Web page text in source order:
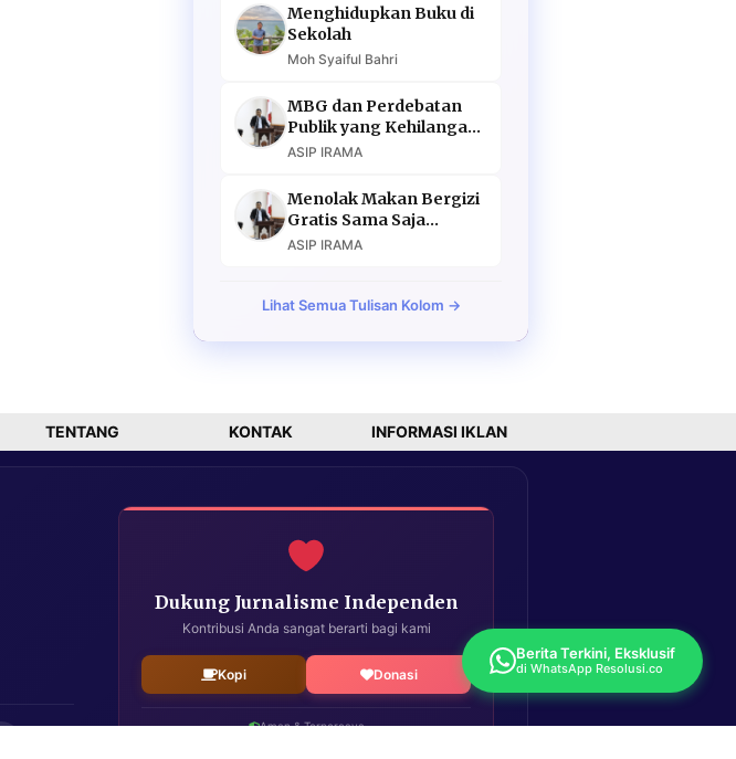
Menghidupkan Buku di
Sekolah
Moh Syaiful Bahri
MBG dan Perdebatan
Publik yang Kehilangan
Argumen
ASIP IRAMA
Menolak Makan Bergizi
Gratis Sama Saja
Menolak Masa Depan
ASIP IRAMA
Lihat Semua Tulisan Kolom →
TENTANG KONTAK INFORMASI IKLAN
Dukung Jurnalisme Independen
Kontribusi Anda sangat berarti bagi kami
Kopi Donasi
Aman & Terpercaya
Berita Terkini, Eksklusif
di WhatsApp Resolusi.co